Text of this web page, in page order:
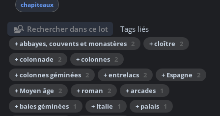
chapiteaux
Rechercher dans ce lot Tags liés
+ abbayes, couvents et monastères 2 + cloître
2
+ colonnade
2 + colonnes 2
+ colonnes géminées 2 + entrelacs 2 + Espagne
2
+ Moyen âge
2 + roman 2 + arcades 1
+ baies géminées 1 + Italie 1 + palais 1